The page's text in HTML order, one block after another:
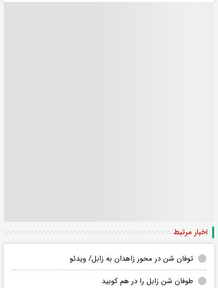
اخبار مرتبط
توفان شن در محور زاهدان به زابل/ ویدئو
طوفان شن زابل را در هم کوبید